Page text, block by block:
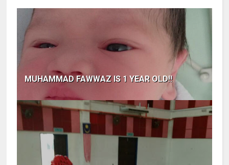
MUHAMMAD FAWWAZ IS 1 YEAR OLD!!